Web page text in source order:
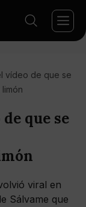
vídeo de que se
que se
viral en
Sálvame que